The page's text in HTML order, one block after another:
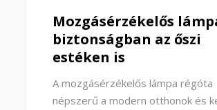
Mozgásérzékelős
biztonságban az őszi
estéken is
A mozgásérzékelős lámpa régóta
népszerű a modern otthonok és